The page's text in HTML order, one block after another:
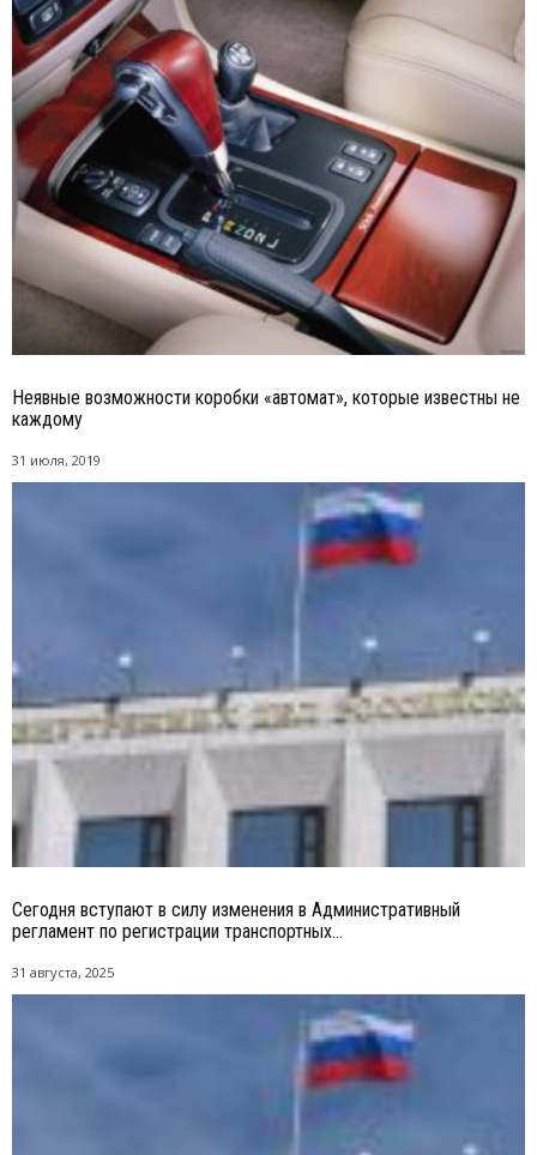
Неявные возможности коробки «автомат», которые известны не
каждому
31 июля, 2019
Сегодня вступают в силу изменения в Административный
регламент по регистрации транспортных...
31 августа, 2025